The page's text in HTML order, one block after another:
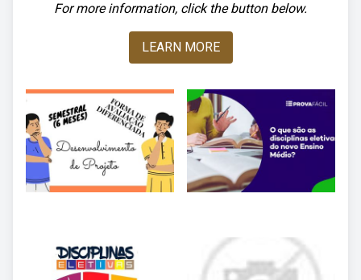
For more information, click the button below.
LEARN MORE